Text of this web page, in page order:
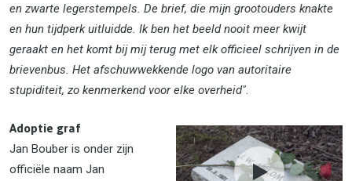
en zwarte legerstempels. De brief, die mijn grootouders knakte
en hun tijdperk uitluidde. Ik ben het beeld nooit meer kwijt
geraakt en het komt bij mij terug met elk officieel schrijven in de
brievenbus. Het afschuwwekkende logo van autoritaire
stupiditeit, zo kenmerkend voor elke overheid".
Adoptie graf
Jan Bouber is onder zijn
officiële naam Jan